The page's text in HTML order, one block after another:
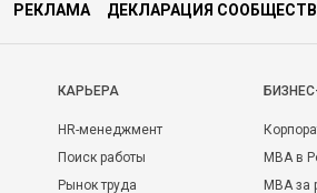
РЕКЛАМА ДЕКЛАРАЦИЯ
КАРЬЕРА
HR-менеджмент
Поиск работы
Рынок труда
MBA в
MBA